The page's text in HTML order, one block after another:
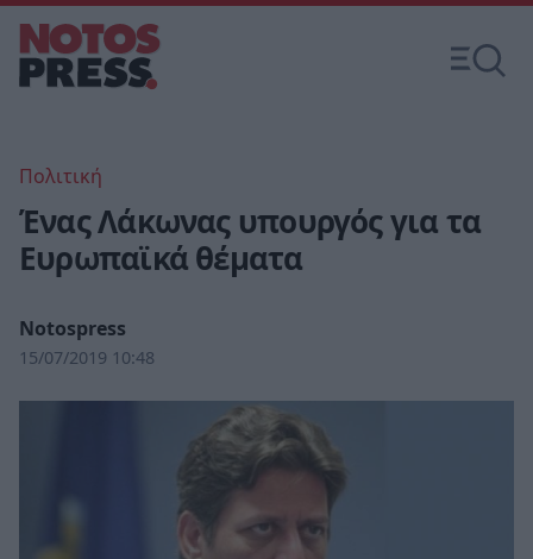
Πολιτική
Ένας Λάκωνας υπουργός για τα
Ευρωπαϊκά θέματα
Notospress
15/07/2019 10:48